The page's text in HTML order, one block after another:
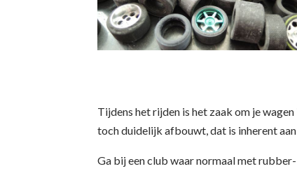
Tijdens het rijden is het zaak om je
toch duidelijk afbouwt, dat is inherent
Ga bij een club waar normaal met